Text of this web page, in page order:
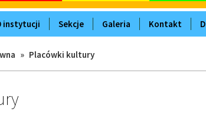
instytucji Sekcje Galeria Kontakt
» Placówki kultury